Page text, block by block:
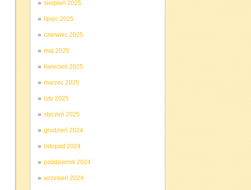
sierpień 2025
lipiec 2025
czerwiec 2025
maj 2025
kwiecień 2025
marzec 2025
luty 2025
styczeń 2025
grudzień 2024
listopad 2024
październik 2024
wrzesień 2024